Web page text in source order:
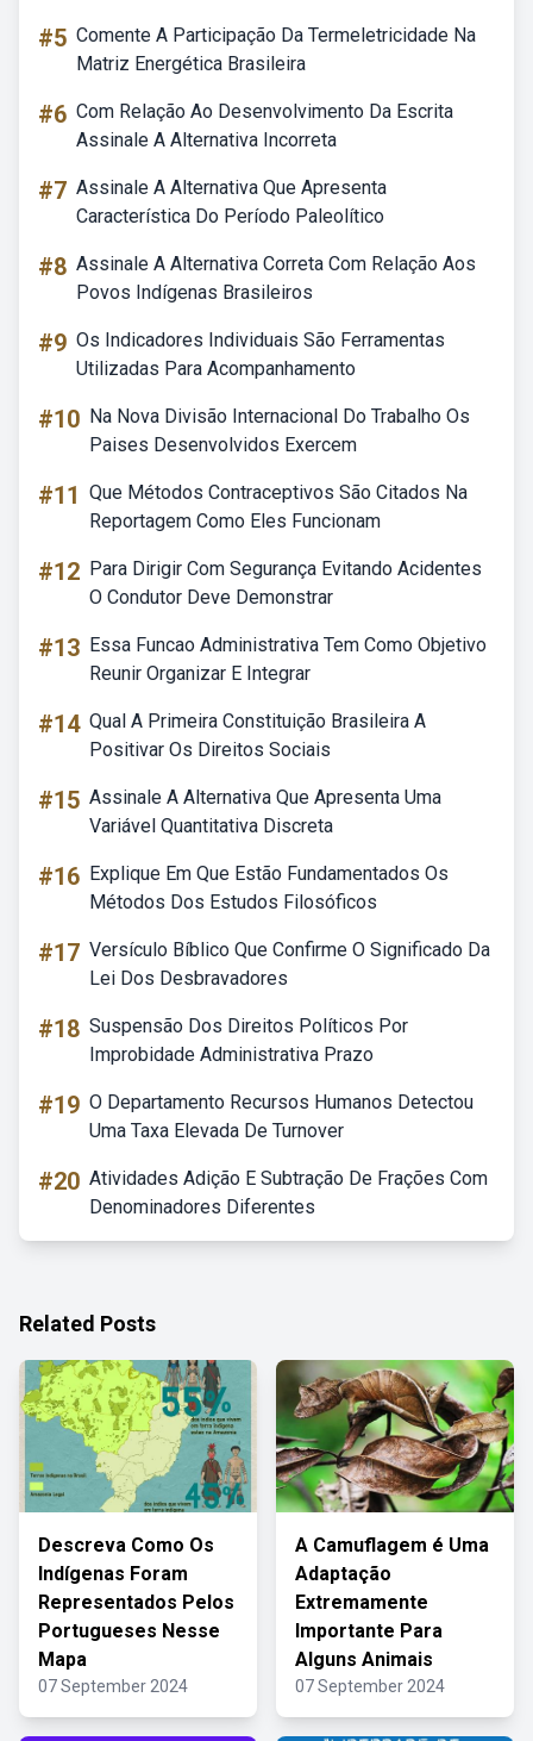
#5 Comente A Participação Da Termeletricidade Na
Matriz Energética Brasileira
#6 Com Relação Ao Desenvolvimento Da Escrita
Assinale A Alternativa Incorreta
#7 Assinale A Alternativa Que Apresenta
Característica Do Período Paleolítico
#8 Assinale A Alternativa Correta Com Relação Aos
Povos Indígenas Brasileiros
#9 Os Indicadores Individuais São Ferramentas
Utilizadas Para Acompanhamento
#10 Na Nova Divisão Internacional Do Trabalho Os
Paises Desenvolvidos Exercem
#11 Que Métodos Contraceptivos São Citados Na
Reportagem Como Eles Funcionam
#12 Para Dirigir Com Segurança Evitando Acidentes
O Condutor Deve Demonstrar
#13 Essa Funcao Administrativa Tem Como Objetivo
Reunir Organizar E Integrar
#14 Qual A Primeira Constituição Brasileira A
Positivar Os Direitos Sociais
#15 Assinale A Alternativa Que Apresenta Uma
Variável Quantitativa Discreta
#16 Explique Em Que Estão Fundamentados Os
Métodos Dos Estudos Filosóficos
#17 Versículo Bíblico Que Confirme O Significado Da
Lei Dos Desbravadores
#18 Suspensão Dos Direitos Políticos Por
Improbidade Administrativa Prazo
#19 O Departamento Recursos Humanos Detectou
Uma Taxa Elevada De Turnover
#20 Atividades Adição E Subtração De Frações Com
Denominadores Diferentes
Related Posts
Descreva Como Os
Indígenas Foram
Representados Pelos
Portugueses Nesse
Mapa
07 September 2024
A Camuflagem é Uma
Adaptação
Extremamente
Importante Para
Alguns Animais
07 September 2024